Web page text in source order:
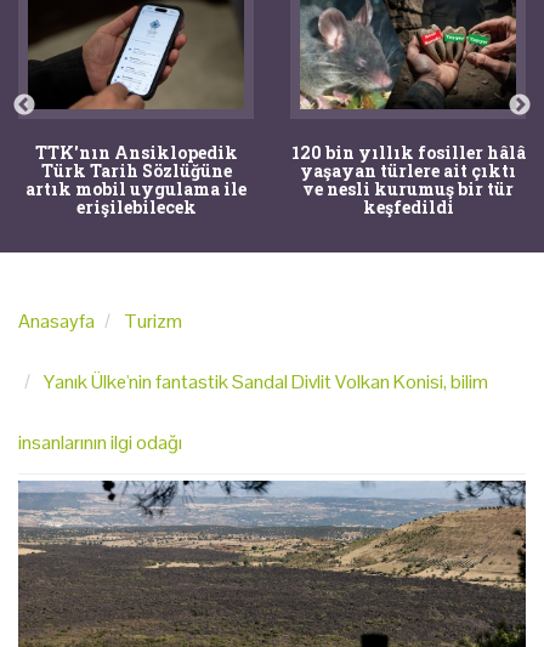
TTK'nın Ansiklopedik
Türk Tarih Sözlüğüne
artık mobil uygulama ile
erişilebilecek
120 bin yıllık fosiller hâlâ
yaşayan türlere ait çıktı
ve nesli kurumuş bir tür
keşfedildi
Anasayfa Turizm
Yanık Ülke'nin fantastik Sandal Divlit Volkan Konisi, bilim
insanlarının ilgi odağı